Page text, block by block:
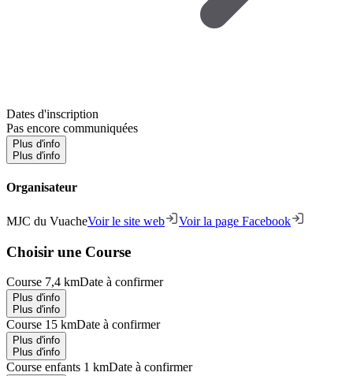
Dates d'inscription
Pas encore communiquées
Plus d'info
Plus d'info
Organisateur
MJC du VuacheVoir le site web Voir la page Facebook
Choisir une Course
Course 7,4 kmDate à confirmer
Plus d'info
Plus d'info
Course 15 kmDate à confirmer
Plus d'info
Plus d'info
Course enfants 1 kmDate à confirmer